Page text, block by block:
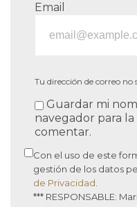
Email
Tu dirección de correo no
Guardar mi
navegador para
comentar.
Con el uso de este
gestión de los datos
de Privacidad.
*** RESPONSABLE: